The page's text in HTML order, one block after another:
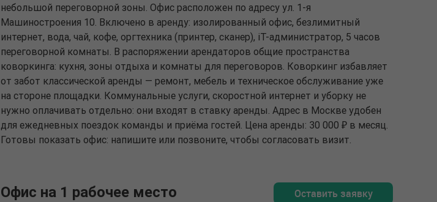
небольшой переговорной зоны. Офис расположен по адресу ул. 1-я
Машиностроения 10. Включено в аренду: изолированный офис, безлимитный
интернет, вода, чай, кофе, оргтехника (принтер, сканер), iT-администратор, 5 часов
переговорной комнаты. В распоряжении арендаторов общие пространства
коворкинга: кухня, зоны отдыха и комнаты для переговоров. Коворкинг избавляет
от забот классической аренды — ремонт, мебель и техническое обслуживание уже
на стороне площадки. Коммунальные услуги, скоростной интернет и уборку не
нужно оплачивать отдельно: они входят в ставку аренды. Адрес в Москве удобен
для ежедневных поездок команды и приёма гостей. Цена аренды: 30 000 ₽ в месяц.
Готовы показать офис: напишите или позвоните, чтобы согласовать визит.
Офис на 1 рабочее место
Оставить заявку